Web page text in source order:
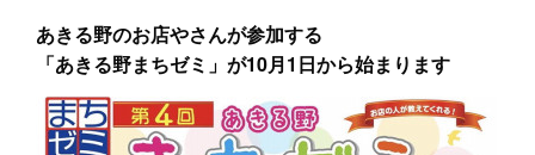
あきる野のお店やさんが参加する
「あきる野まちゼミ」が10月1日から始まります